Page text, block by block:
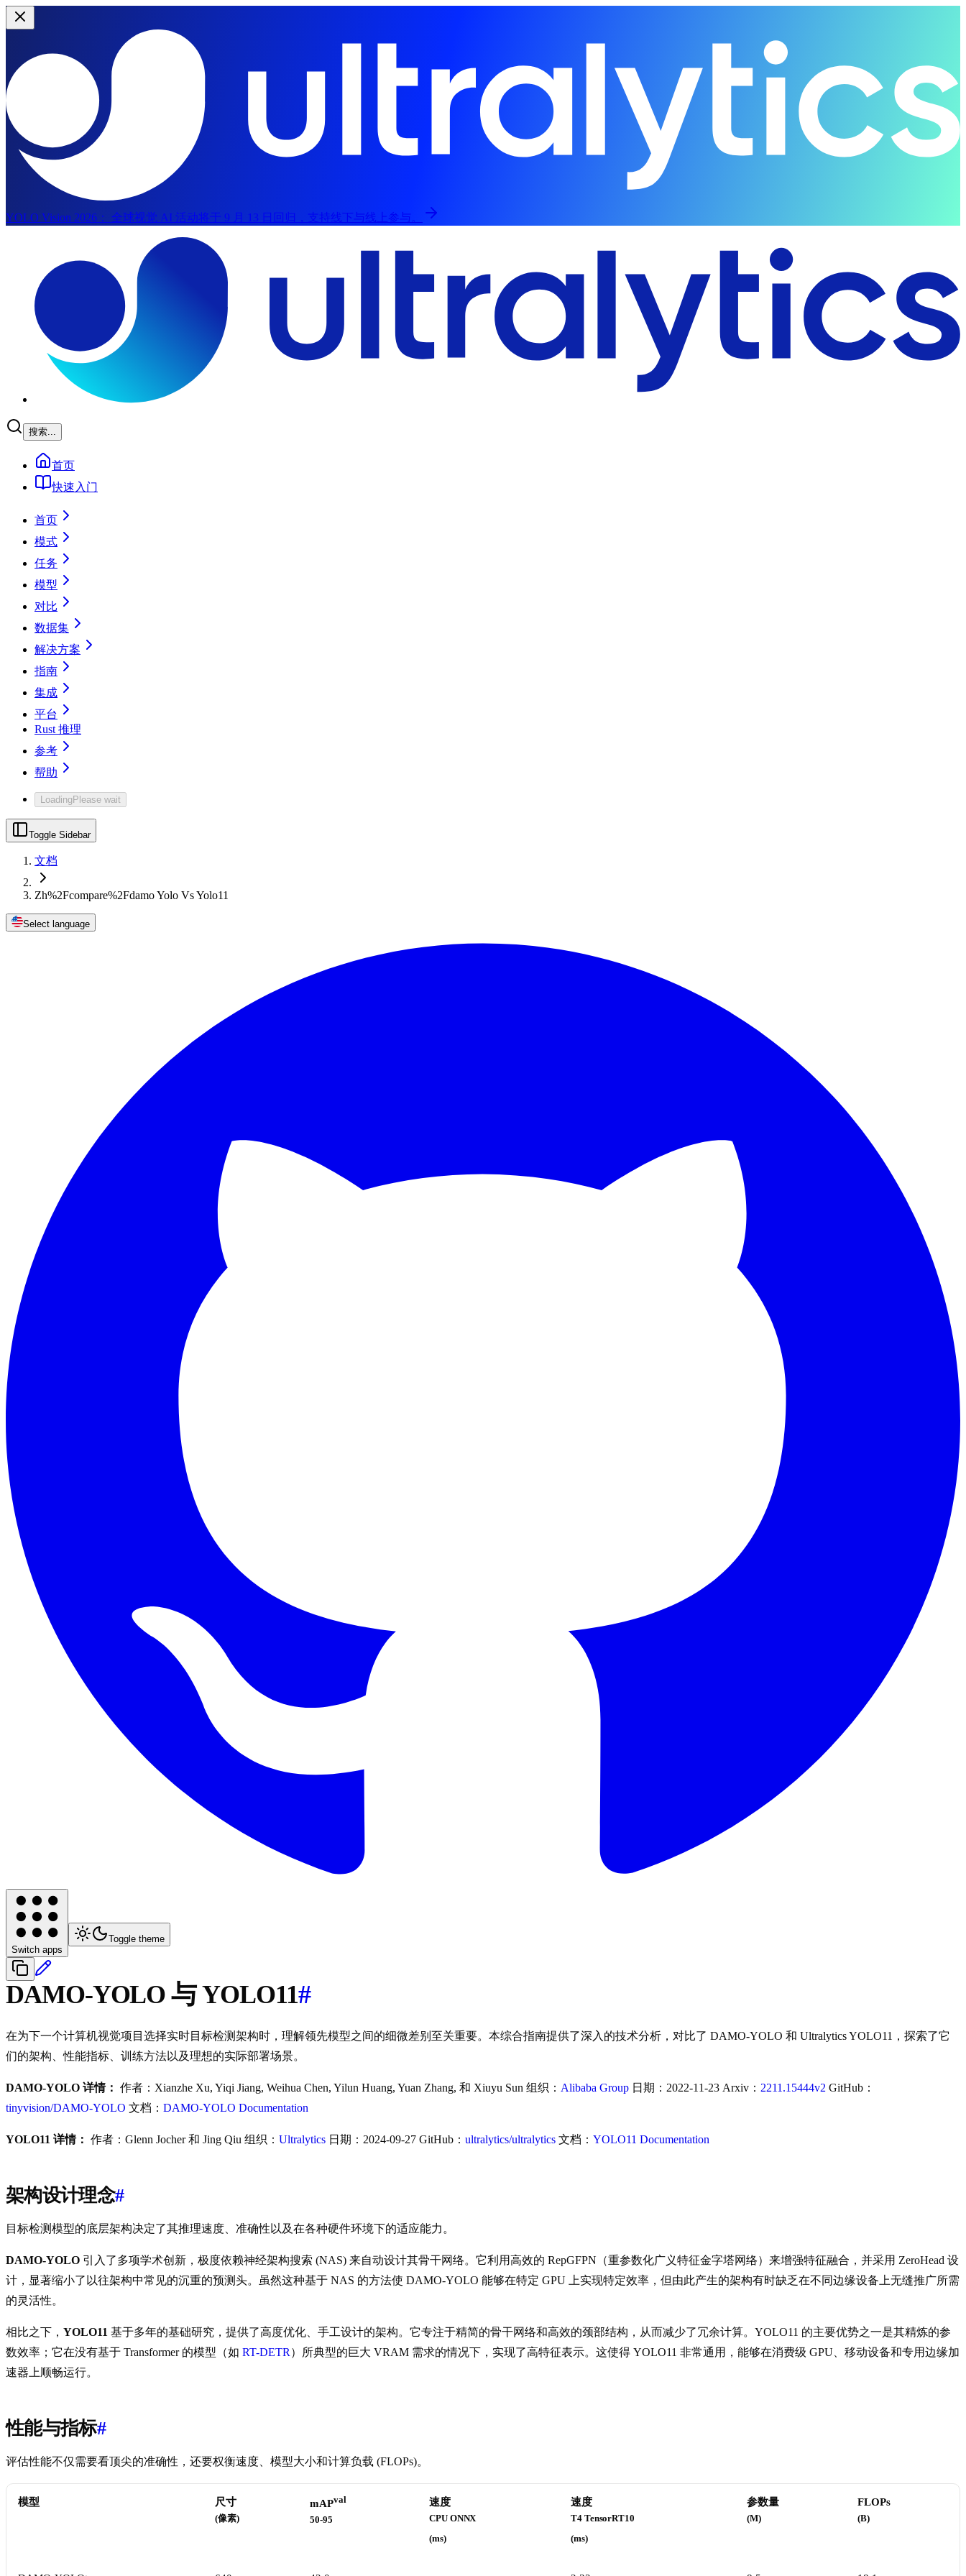
YOLO Vision 2026：
全球视觉 AI 活动将于 9 月 13 日回归，支持线下与线上参与。
搜索...
首页
快速入门
首页
模式
任务
模型
对比
数据集
解决方案
指南
集成
平台
Rust 推理
参考
帮助
LoadingPlease wait
Toggle Sidebar
文档
Zh%2Fcompare%2Fdamo Yolo Vs Yolo11
Select language
Switch apps
Toggle theme
DAMO-YOLO 与 YOLO11#
在为下一个计算机视觉项目选择实时目标检测架构时，理解领先模型之间的细微差别至关重要。本综合指南提供了深入的技术分析，对比了 DAMO-YOLO 和 Ultralytics YOLO11，探索了它
们的架构、性能指标、训练方法以及理想的实际部署场景。
DAMO-YOLO 详情： 作者：Xianzhe Xu, Yiqi Jiang, Weihua Chen, Yilun Huang, Yuan Zhang, 和 Xiuyu Sun 组织： Alibaba Group 日期：2022-11-23 Arxiv： 2211.15444v2 GitHub：
tinyvision/DAMO-YOLO 文档： DAMO-YOLO Documentation
YOLO11 详情： 作者：Glenn Jocher 和 Jing Qiu 组织： Ultralytics 日期：2024-09-27 GitHub： ultralytics/ultralytics 文档： YOLO11 Documentation
架构设计理念#
目标检测模型的底层架构决定了其推理速度、准确性以及在各种硬件环境下的适应能力。
DAMO-YOLO 引入了多项学术创新，极度依赖神经架构搜索 (NAS) 来自动设计其骨干网络。它利用高效的 RepGFPN（重参数化广义特征金字塔网络）来增强特征融合，并采用 ZeroHead 设
计，显著缩小了以往架构中常见的沉重的预测头。虽然这种基于 NAS 的方法使 DAMO-YOLO 能够在特定 GPU 上实现特定效率，但由此产生的架构有时缺乏在不同边缘设备上无缝推广所需
的灵活性。
相比之下， YOLO11 基于多年的基础研究，提供了高度优化、手工设计的架构。它专注于精简的骨干网络和高效的颈部结构，从而减少了冗余计算。YOLO11 的主要优势之一是其精炼的参
数效率；它在没有基于 Transformer 的模型（如 RT-DETR ）所典型的巨大 VRAM 需求的情况下，实现了高特征表示。这使得 YOLO11 非常通用，能够在消费级 GPU、移动设备和专用边缘加
速器上顺畅运行。
性能与指标#
评估性能不仅需要看顶尖的准确性，还要权衡速度、模型大小和计算负载 (FLOPs)。
模型 尺寸
(像素)
mAPval
50-95
速度
CPU ONNX
(ms)
速度
T4 TensorRT10
(ms)
参数量
(M)
FLOPs
(B)